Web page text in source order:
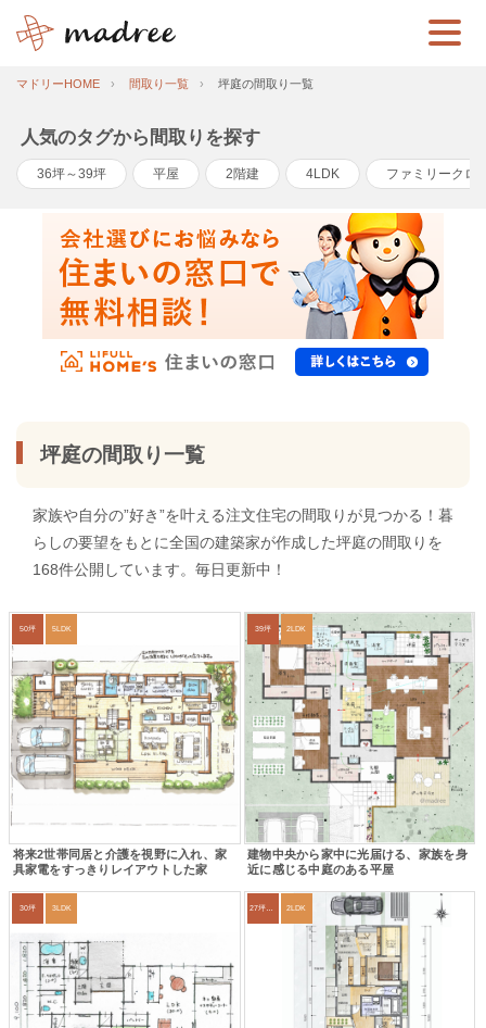
マドリーHOME 間取り一覧 坪庭の間取り一覧
人気のタグから間取りを探す
36坪～39坪 平屋 2階建 4LDK ファミリークロ
坪庭の間取り一覧
家族や自分の”好き”を叶える注文住宅の間取りが見つかる！暮
らしの要望をもとに全国の建築家が作成した坪庭の間取りを
168件公開しています。毎日更新中！
50坪 5LDK
将来2世帯同居と介護を視野に入れ、家
具家電をすっきりレイアウトした家
39坪 2LDK
建物中央から家中に光届ける、家族を身
近に感じる中庭のある平屋
30坪 3LDK 27坪〜30坪 2LDK